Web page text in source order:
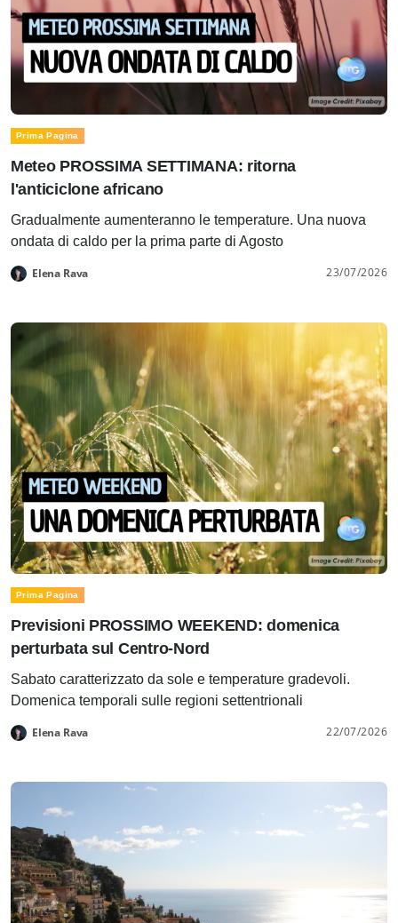
Prima Pagina
Meteo PROSSIMA SETTIMANA: ritorna
l'anticiclone africano
Gradualmente aumenteranno le temperature. Una nuova
ondata di caldo per la prima parte di Agosto
Elena Rava 23/07/2026
Prima Pagina
Previsioni PROSSIMO WEEKEND: domenica
perturbata sul Centro-Nord
Sabato caratterizzato da sole e temperature gradevoli.
Domenica temporali sulle regioni settentrionali
Elena Rava 22/07/2026